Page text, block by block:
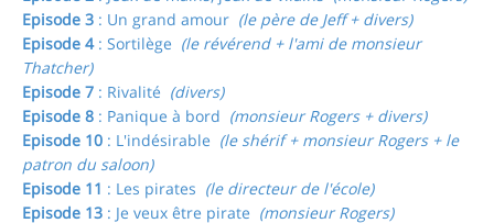
Episode 3 : Un grand amour (le père de Jeff + divers)
Episode 4: Sortilège (le révérend + l'ami de monsieur
Thatcher)
Episode 7 : Rivalité (divers)
Episode 8 : Panique à bord (monsieur Rogers + divers)
Episode 10 : L'indésirable (le shérif + monsieur Rogers + le
patron du saloon)
Episode 11 : Les pirates (le directeur de l'école)
Episode 13 : Je veux être pirate (monsieur Rogers)